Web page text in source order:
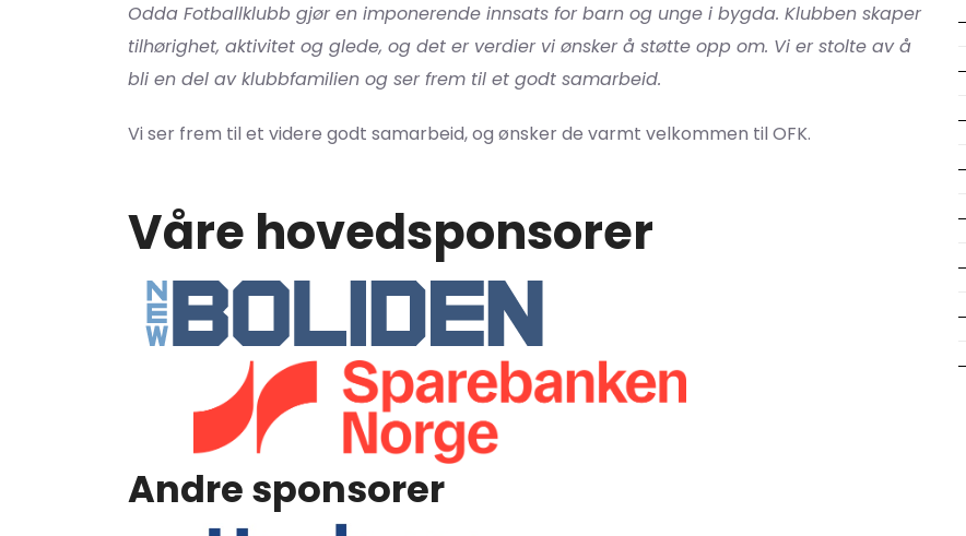
Odda Fotballklubb gjør en imponerende innsats for barn og unge i bygda. Klubben skaper
tilhørighet, aktivitet og glede, og det er verdier vi ønsker å støtte opp om. Vi er stolte av å
bli en del av klubbfamilien og ser frem til et godt samarbeid.
Vi ser frem til et videre godt samarbeid, og ønsker de varmt velkommen til OFK.
Våre hovedsponsorer
Andre sponsorer